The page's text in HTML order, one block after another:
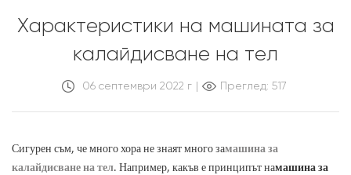
Характеристики на машината за
калайдисване на тел
06 септември 2022 г Преглед: 517
Сигурен съм, че много хора не знаят много замашина за
калайдисване на тел. Например, какъв е принципът намашина за